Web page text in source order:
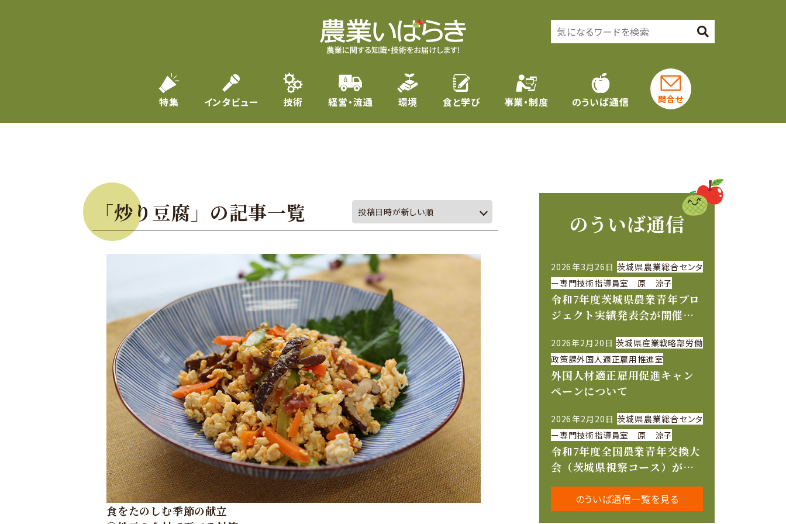
特集 インタビュー 技術 経営・流通 環境 食と学び 事業・制度 のういば通信 問合せ
「炒り豆腐」の記事一覧
食をたのしむ季節の献立
のういば通信
2026年3月26日 茨城県農業総合センタ
ー専門技術指導員室 原 涼子
令和7年度茨城県農業青年プロ
ジェクト実績発表会が開催さ
2026年2月20日 茨城県産業戦略部労働
政策課外国人適正雇用推進室
外国人材適正雇用促進キャン
ペーンについて
2026年2月20日 茨城県農業総合センタ
ー専門技術指導員室 原 涼子
令和7年度全国農業青年交換大
会（茨城県視察コース）が開
のういば通信一覧を見る